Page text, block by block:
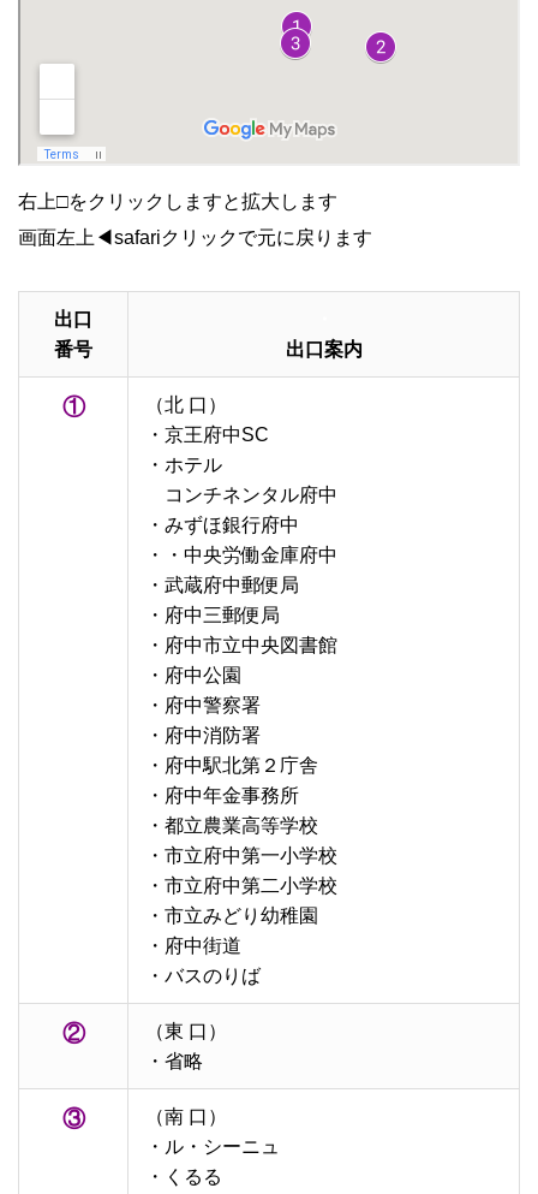
右上□をクリックしますと拡大します
画面左上◀safariクリックで元に戻ります
出口
番号
出口案内
①
（北 口）
・京王府中SC
・ホテル
コンチネンタル府中
・みずほ銀行府中
・・中央労働金庫府中
・武蔵府中郵便局
・府中三郵便局
・府中市立中央図書館
・府中公園
・府中警察署
・府中消防署
・府中駅北第２庁舎
・府中年金事務所
・都立農業高等学校
・市立府中第一小学校
・市立府中第二小学校
・市立みどり幼稚園
・府中街道
・バスのりば
②
（東 口）
・省略
③
（南 口）
・ル・シーニュ
・くるる